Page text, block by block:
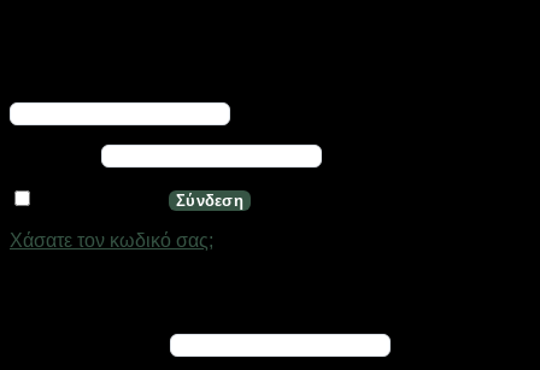
Απαιτείται
Σύνδεση
Χάσατε τον κωδικό σας;
Απαιτείται